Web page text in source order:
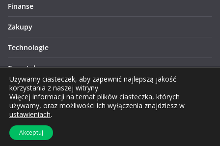
Finanse
Zakupy
Technologie
Turystyka
Używamy ciasteczek, aby zapewnić najlepszą jakość
korzystania z naszej witryny.
Więcej informacji na temat plików ciasteczka, których
używamy, oraz możliwości ich wyłączenia znajdziesz w
ustawieniach.
Akceptuj